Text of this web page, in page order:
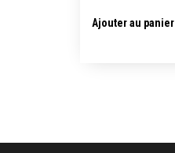
Ajouter au panier